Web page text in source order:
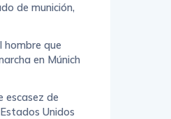
de munición,
hombre que
en Múnich
escasez de
Unidos